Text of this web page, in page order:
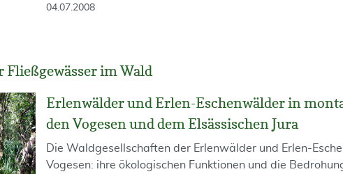
04.07.2008
Fließgewässer im Wald
Erlenwälder und Erlen-Eschenwälder in
den Vogesen und dem Elsässischen Jura
Die Waldgesellschaften der Erlenwälder und Erlen-
Vogesen: ihre ökologischen Funktionen und die